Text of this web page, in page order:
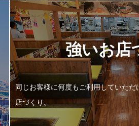
強いお店
同じお客様に何度もご利用していただ
店づくり。